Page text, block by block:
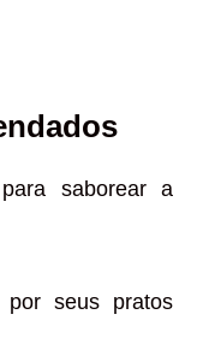
saborear a
por seus pratos